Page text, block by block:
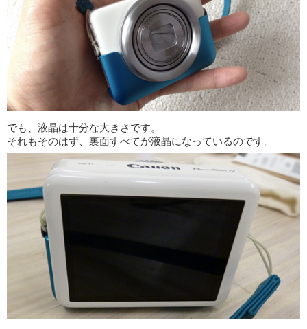
でも、液晶は十分な大きさです。
それもそのはず、裏面すべてが液晶になっているのです。